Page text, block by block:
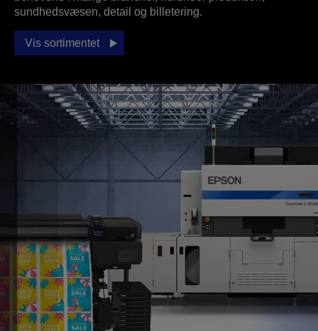
sundhedsvæsen, detail og billetering.
Vis sortimentet